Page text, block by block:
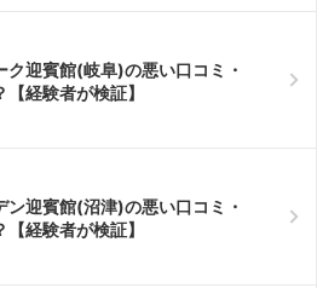
ク迎賓館(岐阜)の悪い口コミ・
経験者が検証】
ン迎賓館(沼津)の悪い口コミ・
経験者が検証】